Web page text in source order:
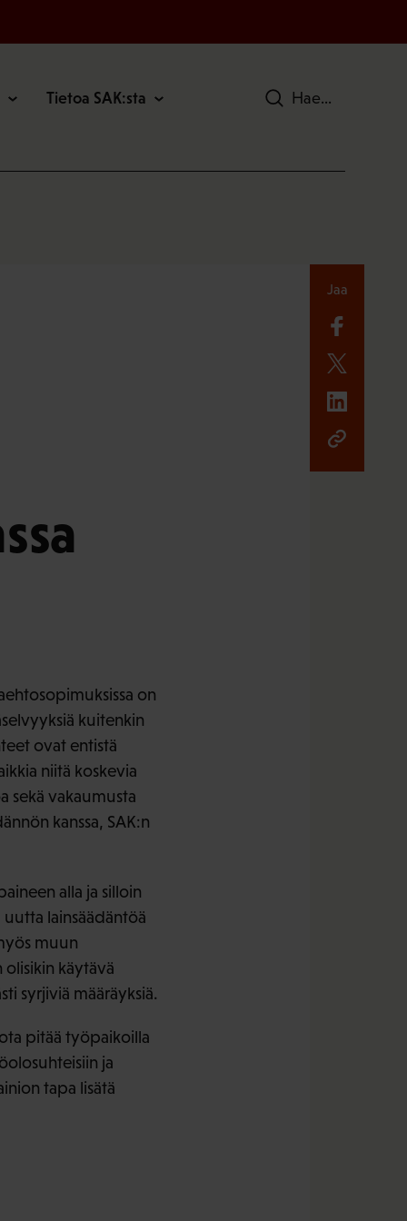
Tietoa SAK:sta Hae
on
kuitenkin
ovat entistä
niitä koskevia
sekä vakaumusta
kanssa, SAK:n
alla ja silloin
lainsäädäntöä
muun
olisikin käytävä
syrjiviä määräyksiä.
pitää työpaikoilla
ja
tapa lisätä
Jaa